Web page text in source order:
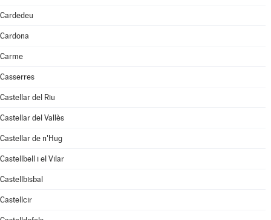
Cardedeu
Cardona
Carme
Casserres
Castellar del Riu
Castellar del Vallès
Castellar de n'Hug
Castellbell i el Vilar
Castellbisbal
Castellcir